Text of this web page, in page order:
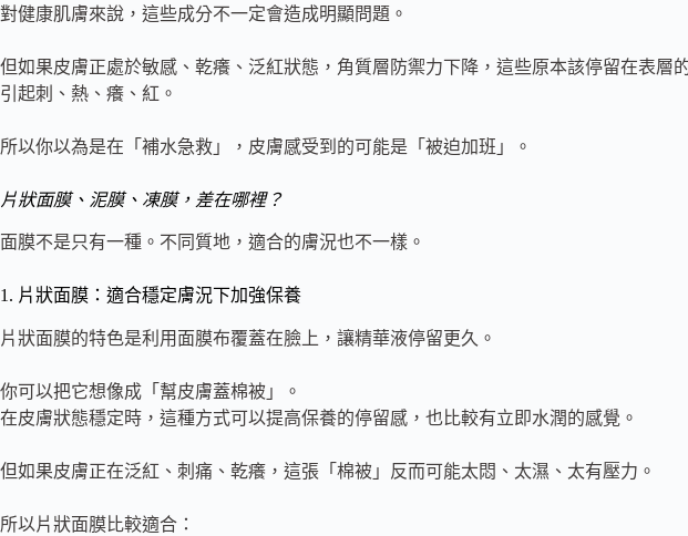
對健康肌膚來說，這些成分不一定會造成明顯問題。
但如果皮膚正處於敏感、乾癢、泛紅狀態，角質層防禦力下降，這些原本該停留在表層
引起刺、熱、癢、紅。
所以你以為是在「補水急救」，皮膚感受到的可能是「被迫加班」。
片狀面膜、泥膜、凍膜，差在哪裡？
面膜不是只有一種。不同質地，適合的膚況也不一樣。
1. 片狀面膜：適合穩定膚況下加強保養
片狀面膜的特色是利用面膜布覆蓋在臉上，讓精華液停留更久。
你可以把它想像成「幫皮膚蓋棉被」。
在皮膚狀態穩定時，這種方式可以提高保養的停留感，也比較有立即水潤的感覺。
但如果皮膚正在泛紅、刺痛、乾癢，這張「棉被」反而可能太悶、太濕、太有壓力。
所以片狀面膜比較適合：